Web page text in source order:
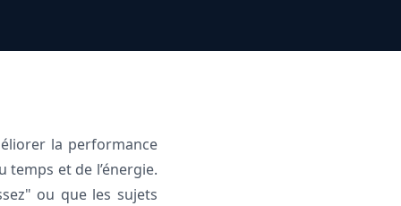
la performance
et de l’énergie.
ou que les sujets